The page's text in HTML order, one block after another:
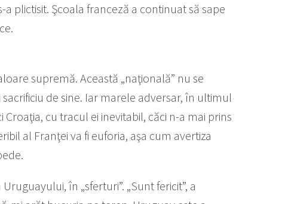
plictisit. Şcoala franceză a continuat să sape
supremă. Această „naţională” nu se
de sine. Iar marele adversar, în ultimul
cu tracul ei inevitabil, căci n-a mai prins
al Franţei va fi euforia, aşa cum avertiza
în „sferturi”. „Sunt fericit”, a